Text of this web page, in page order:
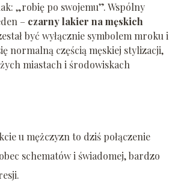
„robię po swojemu”. Wspólny
– czarny lakier na męskich
być wyłącznie symbolem mroku i
normalną częścią męskiej stylizacji,
miastach i środowiskach
u mężczyzn to dziś połączenie
schematów i świadomej, bardzo